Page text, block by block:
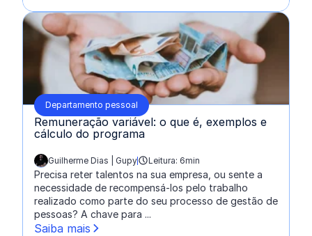
Departamento pessoal
Remuneração variável: o que é, exemplos e
cálculo do programa
escrito por:
Guilherme Dias | Gupy Leitura: 6min
Precisa reter talentos na sua empresa, ou sente a
necessidade de recompensá-los pelo trabalho
realizado como parte do seu processo de gestão de
pessoas? A chave para ...
Saiba mais